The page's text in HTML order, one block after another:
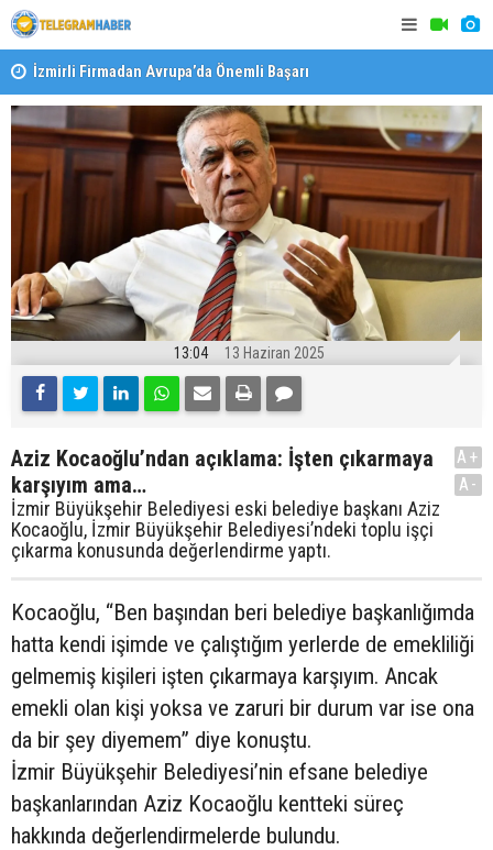
İzmirli Firmadan Avrupa’da Önemli Başarı
Devlet
13:04 13 Haziran 2025
Aziz Kocaoğlu’ndan açıklama: İşten çıkarmaya
karşıyım ama…
İzmir Büyükşehir Belediyesi eski belediye başkanı Aziz
Kocaoğlu, İzmir Büyükşehir Belediyesi’ndeki toplu işçi
çıkarma konusunda değerlendirme yaptı.
A+
A-
Kocaoğlu, “Ben başından beri belediye başkanlığımda
hatta kendi işimde ve çalıştığım yerlerde de emekliliği
gelmemiş kişileri işten çıkarmaya karşıyım. Ancak
emekli olan kişi yoksa ve zaruri bir durum var ise ona
da bir şey diyemem” diye konuştu.
İzmir Büyükşehir Belediyesi’nin efsane belediye
başkanlarından Aziz Kocaoğlu kentteki süreç
hakkında değerlendirmelerde bulundu.